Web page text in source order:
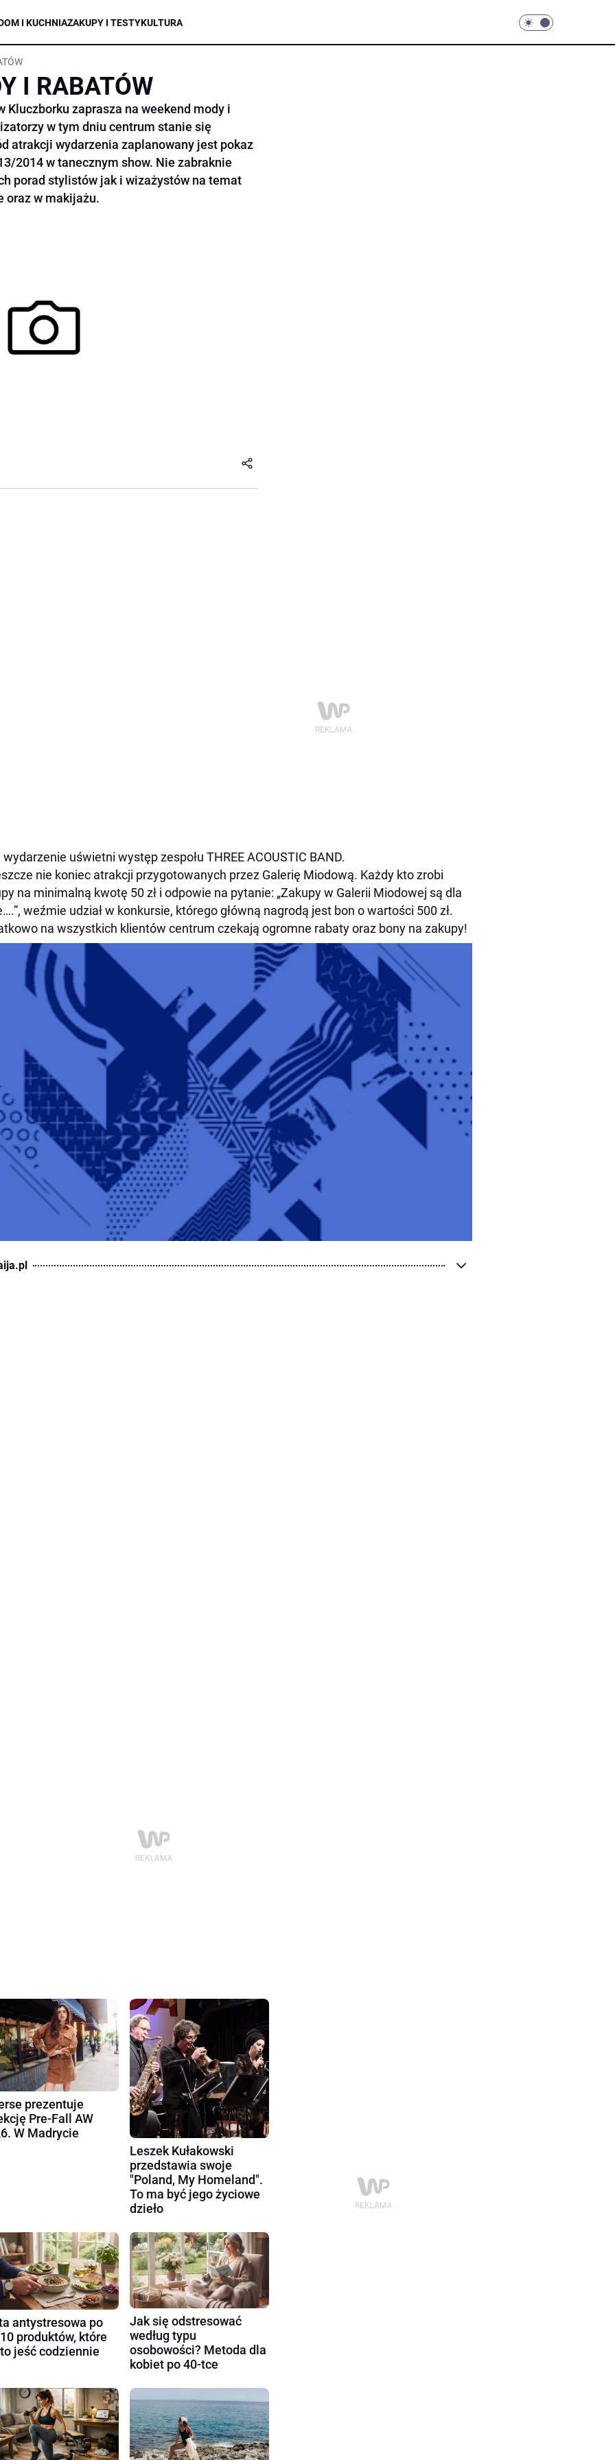
I KUCHNIAZAKUPY I TESTYKULTURA
I RABATÓW
Kluczborku zaprasza na weekend mody i
w tym dniu centrum stanie się
atrakcji wydarzenia zaplanowany jest pokaz
2014 w tanecznym show. Nie zabraknie
porad stylistów jak i wizażystów na temat
oraz w makijażu.
wydarzenie uświetni występ zespołu THREE ACOUSTIC BAND.
nie koniec atrakcji przygotowanych przez Galerię Miodową. Każdy kto zrobi
na minimalną kwotę 50 zł i odpowie na pytanie: „Zakupy w Galerii Miodowej są dla
weźmie udział w konkursie, którego główną nagrodą jest bon o wartości 500 zł.
na wszystkich klientów centrum czekają ogromne rabaty oraz bony na zakupy!
prezentuje
Pre-Fall AW
W Madrycie
Leszek Kułakowski
przedstawia swoje
"Poland, My Homeland".
To ma być jego życiowe
dzieło
antystresowa po
produktów, które
jeść codziennie
Jak się odstresować
według typu
osobowości? Metoda dla
kobiet po 40-tce